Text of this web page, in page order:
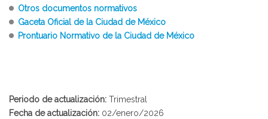
Otros documentos normativos
Gaceta Oficial de la Ciudad de México
Prontuario Normativo de la Ciudad de México
Periodo de actualización: Trimestral
Fecha de actualización: 02/enero/2026